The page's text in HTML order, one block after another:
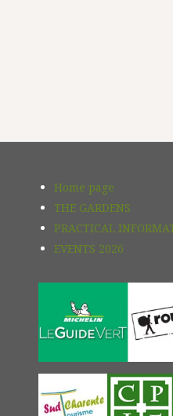
Home page
THE GARDENS
PRACTICAL
EVENTS 2026